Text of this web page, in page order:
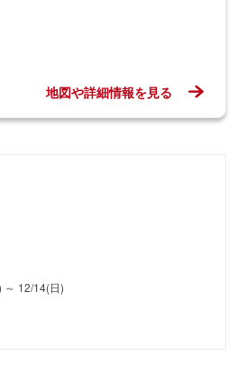
地図や詳細情報を見る
～ 12/14(日)